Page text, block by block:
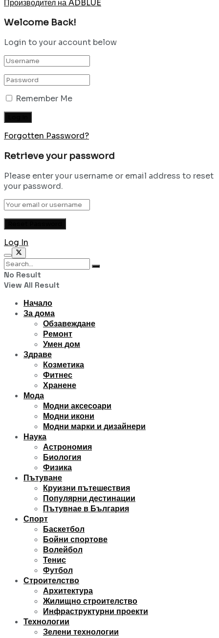
Производител на ADBLUE
Welcome Back!
Login to your account below
Remember Me
Forgotten Password?
Retrieve your password
Please enter your username or email address to reset
your password.
Log In
No Result
View All Result
Начало
За дома
Обзавеждане
Ремонт
Умен дом
Здраве
Козметика
Фитнес
Хранене
Мода
Модни аксесоари
Модни икони
Модни марки и дизайнери
Наука
Астрономия
Биология
Физика
Пътуване
Круизни пътешествия
Популярни дестинации
Пътувнае в България
Спорт
Баскетбол
Бойни спортове
Волейбол
Тенис
Футбол
Строителство
Архитектура
Жилищно строителство
Инфраструктурни проекти
Технологии
Зелени технологии